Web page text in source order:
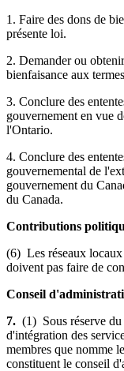
1. Faire des dons de
présente loi.
2. Demander ou
bienfaisance aux
3. Conclure des
gouvernement en vue
l'Ontario.
4. Conclure des
gouvernemental de
gouvernement du
du Canada.
Contributions
(6) Les réseaux locaux
doivent pas faire de
Conseil
7. (1) Sous réserve du
d'intégration des
membres que nomme
constituent le conseil